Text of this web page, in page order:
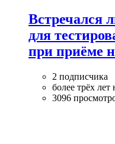
Встречался
для
при приёме
2 подписчика
более трёх лет
3096